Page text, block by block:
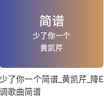
少了你一个简谱_黄凯芹_降E
调歌曲简谱